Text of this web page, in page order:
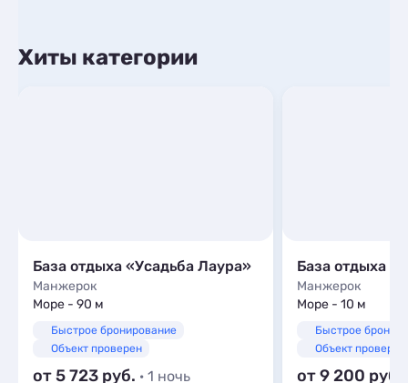
Хиты категории
База отдыха «Усадьба Лаура»
Манжерок
Море - 90 м
Быстрое бронирование
Объект проверен
от 5 723 · 1 ночь
База отдыха
Манжерок
Море - 10 м
Быстрое
Объект проверен
от 9 200